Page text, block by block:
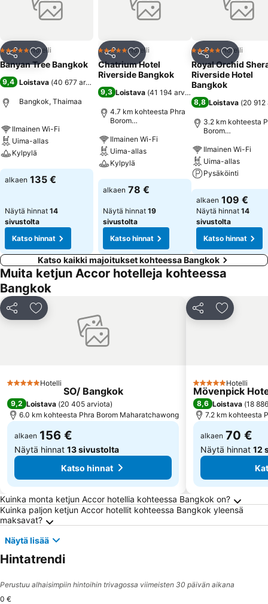
Jaa Lisää suosikkeihin
5 Tähtiluokitus
Hotelli
Banyan Tree Bangkok
9,4 Loistava (40 677 arviota
Bangkok, Thaimaa
Ilmainen Wi-Fi
Uima-allas
Kylpylä
Katso hinnat
alkaen 135 €
Näytä hinnat 14
sivustolta
Katso hinnat
Jaa Lisää suosikkeihin
5 Tähtiluokitus
Hotelli
Chatrium Hotel
Riverside Bangkok
9,3 Loistava (41 194 arviota
4.7 km kohteesta Phra
Borom
Ilmainen Wi-Fi
Uima-allas
Kylpylä
Katso hinnat
alkaen 78 €
Näytä hinnat 19
sivustolta
Katso hinnat
Jaa Lisää
5 Tähtiluokitus
Hotelli
Royal Orchid
Riverside Hotel
Bangkok
8,8 Loistava (20
3.2 km kohteesta
Borom
Ilmainen Wi-Fi
Uima-allas
Pysäköinti
Katso hinnat
alkaen 109 €
Näytä hinnat 14
sivustolta
Katso hinnat
Katso kaikki majoitukset kohteessa Bangkok
Muita ketjun Accor hotelleja kohteessa
Bangkok
Jaa Lisää suosikkeihin
5 Tähtiluokitus
Hotelli
SO/ Bangkok
9,2 Loistava (20 405 arviota)
6.0 km kohteesta Phra Borom Maharatchawong
alkaen 156 €
Näytä hinnat 13 sivustolta
Katso hinnat
Jaa Lisää
5 Tähtiluokitus
Hotelli
Mövenpick
8,6 Loistava (18
7.2 km kohteesta
alkaen 70 €
Näytä hinnat 12
Usein kysytyt kysymykset kohteesta
Kuinka monta ketjun Accor hotellia kohteessa Bangkok on?
Kuinka paljon ketjun Accor hotellit kohteessa Bangkok yleensä
maksavat?
Näytä lisää
Hintatrendi
Perustuu alhaisimpiin hintoihin trivagossa viimeisten 30 päivän aikana
0 €